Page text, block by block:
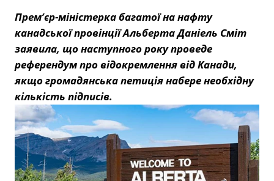
Премʼєр-міністерка багатої на нафту
канадської провінції Альберта Даніель Сміт
заявила, що наступного року проведе
референдум про відокремлення від Канади,
якщо громадянська петиція набере необхідну
кількість підписів.